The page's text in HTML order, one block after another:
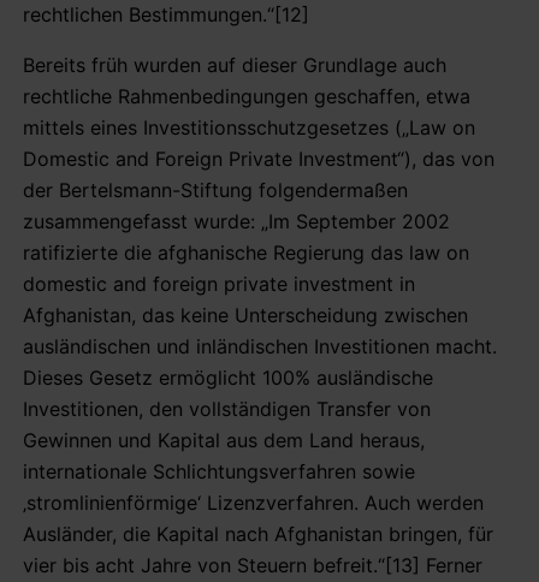
rechtlichen Bestimmungen.“[12]
Bereits früh wurden auf dieser Grundlage auch
rechtliche Rahmenbedingungen geschaffen, etwa
mittels eines Investitionsschutzgesetzes („Law on
Domestic and Foreign Private Investment“), das von
der Bertelsmann-Stiftung folgendermaßen
zusammengefasst wurde: „Im September 2002
ratifizierte die afghanische Regierung das law on
domestic and foreign private investment in
Afghanistan, das keine Unterscheidung zwischen
ausländischen und inländischen Investitionen macht.
Dieses Gesetz ermöglicht 100% ausländische
Investitionen, den vollständigen Transfer von
Gewinnen und Kapital aus dem Land heraus,
internationale Schlichtungsverfahren sowie
‚stromlinienförmige‘ Lizenzverfahren. Auch werden
Ausländer, die Kapital nach Afghanistan bringen, für
vier bis acht Jahre von Steuern befreit.“[13] Ferner